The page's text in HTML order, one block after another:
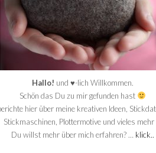
Hallo! und ♥-lich Willkommen.
Schön das Du zu mir gefunden hast
hier über meine kreativen Ideen,
Stickmaschinen, Plottermotive und vieles
Du willst mehr über mich erfahren? … klick..